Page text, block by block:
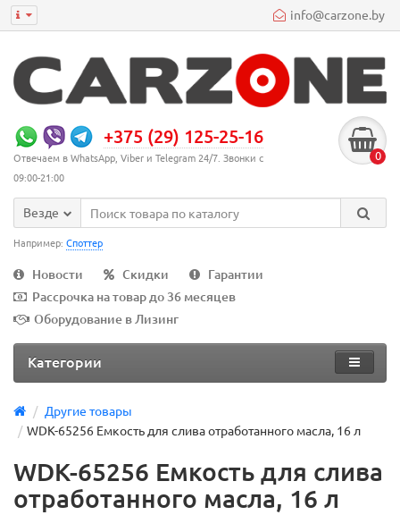
info@carzone.by
+375 (29) 125-25-16
Отвечаем в WhatsApp, Viber и Telegram 24/7. Звонки с
09:00-21:00
0
Везде
Например: Споттер
Новости Скидки
Гарантии
Рассрочка на товар до 36 месяцев
Оборудование в Лизинг
Категории
Другие товары
WDK-65256 Емкость для слива отработанного масла, 16 л
WDK-65256 Емкость для слива
отработанного масла, 16 л